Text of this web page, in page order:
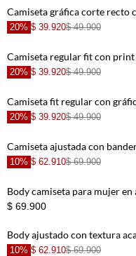
20% $ 39.920$ 49.900
20% $ 39.920$ 49.900
20% $ 39.920$ 49.900
10% $ 62.910$ 69.900
$ 69.900
10% $ 62.910$ 69.900